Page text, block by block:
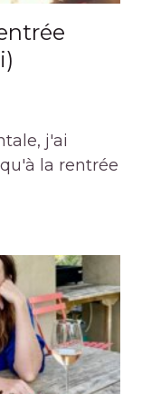
j'ai
la rentrée